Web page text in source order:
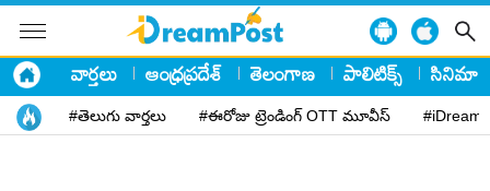
వార్తలు ఆంధ్రప్రదేశ్ తెలంగాణ పాలిటిక్స్ సినిమా
#తెలుగు వార్తలు #ఈరోజు ట్రెండింగ్ OTT మూవీస్